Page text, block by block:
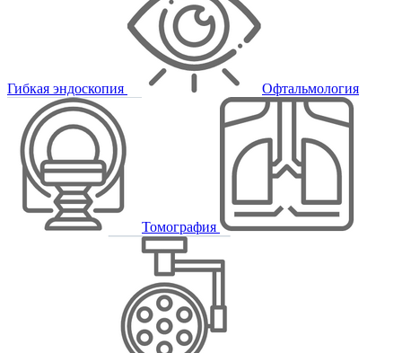
Гибкая эндоскопия Офтальмология
Томография